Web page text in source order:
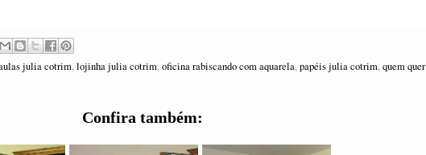
julia cotrim,lojinha julia cotrim,oficina rabiscando com aquarela,papéis julia cotrim,quem quer
Confira também: